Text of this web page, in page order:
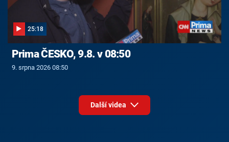
25:18
Prima ČESKO, 9.8. v 08:50
9. srpna 2026 08:50
Další videa